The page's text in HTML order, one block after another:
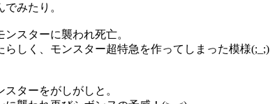
みたり。
スターに襲われ死亡。
しく、モンスター超特急を作ってしまった模様(;_;)
ターをがしがしと。